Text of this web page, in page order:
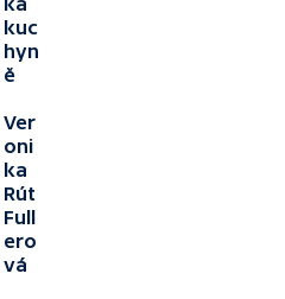
kuc
hyn
ě
Ver
oni
ka
Rút
Full
ero
vá